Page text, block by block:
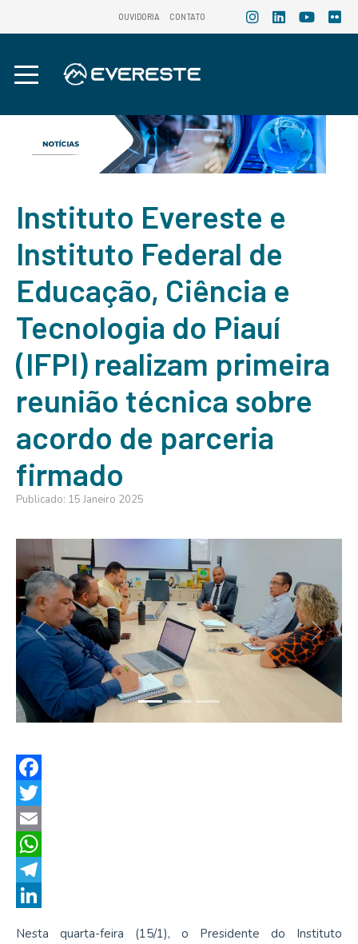
OUVIDORIA CONTATO
Instituto Evereste e
Instituto Federal de
Educação, Ciência e
Tecnologia do Piauí
(IFPI) realizam primeira
reunião técnica sobre
acordo de parceria
firmado
Publicado: 15 Janeiro 2025
Facebook
Twitter
Email
WhatsApp
Telegram
Nesta quarta-feira (15/1), o Presidente do Instituto